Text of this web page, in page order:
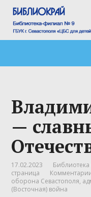
—
17.02.2023
страница
оборона Севастополя,
(Восточная) война